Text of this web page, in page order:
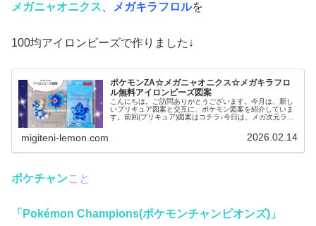
メガニャオニクス メガキラフロルを
100均アイロンビーズで作りました↓
ポケモンZA☆メガニャオニクス☆メガキラフロ
ル無料アイロンビーズ図案
こんにちは。ご訪問ありがとうございます。今月は、新し
いプリキュア図案と交互に、ポケモン図案を紹介していま
す。前回(プリキュア)図案はコチラ↓今日は、メガ次元ラッ
migiteni-lemon.com 2026.02.14
ポケチャンこと
「Pokémon Champions(ポケモンチャンピオンズ)」